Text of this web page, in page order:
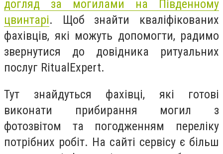
догляд за могилами на Південному
цвинтарі. Щоб знайти кваліфікованих
фахівців, які можуть допомогти, радимо
звернутися до довідника ритуальних
послуг RitualExpert.
Тут знайдуться фахівці, які готові
виконати прибирання могил з
фотозвітом та погодженням переліку
потрібних робіт. На сайті сервісу є більш